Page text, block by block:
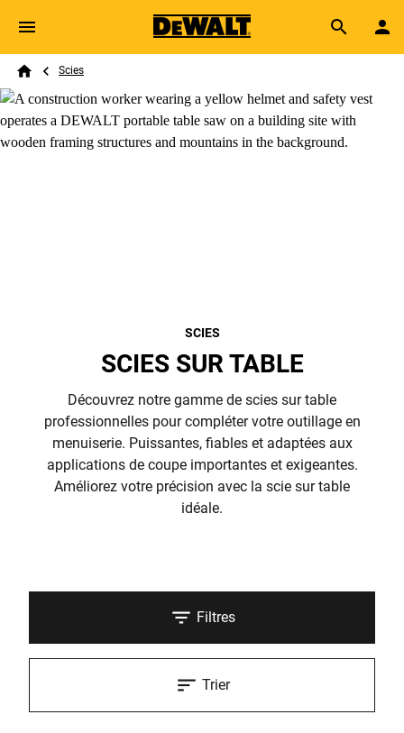
Skip to main content
Search
Breadcrumb
Scies
SCIES
SCIES SUR TABLE
Découvrez notre gamme de scies sur table
professionnelles pour compléter votre outillage en
menuiserie. Puissantes, fiables et adaptées aux
applications de coupe importantes et exigeantes.
Améliorez votre précision avec la scie sur table
idéale.
Filtres
Trier